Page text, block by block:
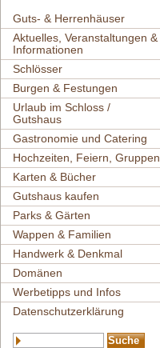
Guts- & Herrenhäuser
Aktuelles, Veranstaltungen &
Informationen
Schlösser
Burgen & Festungen
Urlaub im Schloss /
Gutshaus
Gastronomie und Catering
Hochzeiten, Feiern, Gruppen
Karten & Bücher
Gutshaus kaufen
Parks & Gärten
Wappen & Familien
Handwerk & Denkmal
Domänen
Werbetipps und Infos
Datenschutzerklärung